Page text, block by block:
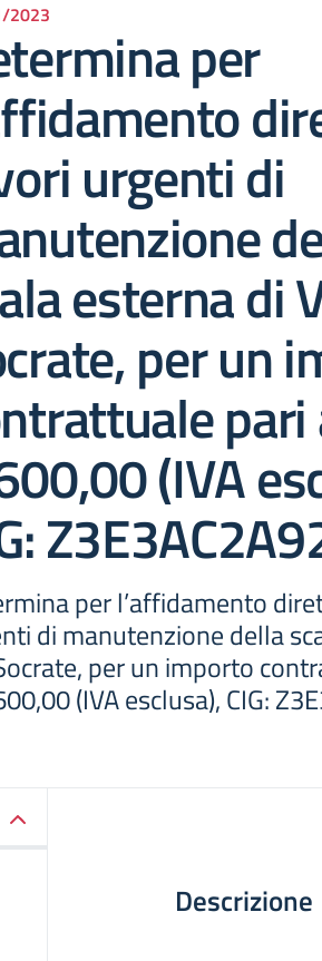
2023
per
urgenti di
esterna di
per un
pari
(IVA
per l’affidamento
di manutenzione della
per un importo
(IVA esclusa), CIG:
Descrizione